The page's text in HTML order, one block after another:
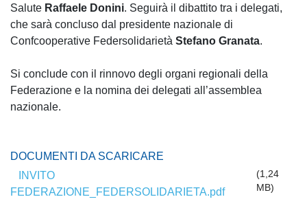
Salute Raffaele Donini. Seguirà il dibattito tra i delegati,
che sarà concluso dal presidente nazionale di
Confcooperative Federsolidarietà Stefano Granata.
Si conclude con il rinnovo degli organi regionali della
Federazione e la nomina dei delegati all’assemblea
nazionale.
DOCUMENTI DA SCARICARE
INVITO
FEDERAZIONE_FEDERSOLIDARIETA.pdf
(1,24
MB)